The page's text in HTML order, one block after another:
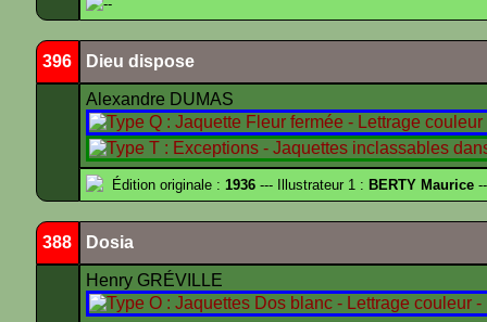
--
396 Dieu dispose
Alexandre DUMAS
Édition originale : 1936 --- Illustrateur 1 : BERTY Maurice
388 Dosia
Henry GRÉVILLE